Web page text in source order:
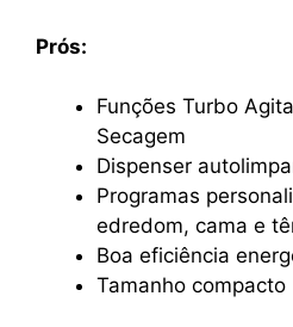
Prós:
Funções Turbo
Secagem
Dispenser
Programas
edredom, cama e
Boa eficiência
Tamanho compacto